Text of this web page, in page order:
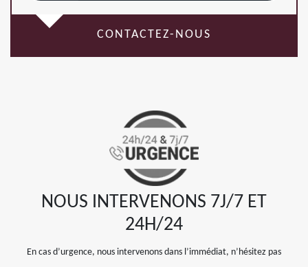
CONTACTEZ-NOUS
NOUS INTERVENONS 7J/7 ET
24H/24
En cas d’urgence, nous intervenons dans l’immédiat, n’hésitez pas